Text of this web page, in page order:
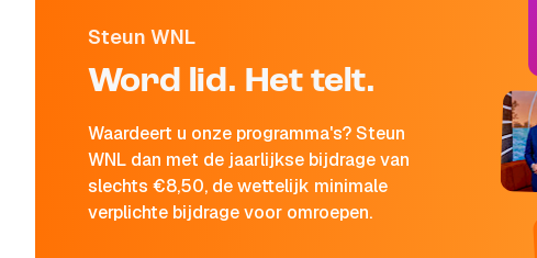
Steun WNL
Word lid. Het telt.
Waardeert u onze programma's? Steun
WNL dan met de jaarlijkse bijdrage van
slechts €8,50, de wettelijk minimale
verplichte bijdrage voor omroepen.